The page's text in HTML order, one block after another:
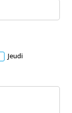
Jeudi